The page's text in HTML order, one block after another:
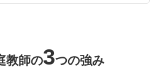
教師の3つの強み